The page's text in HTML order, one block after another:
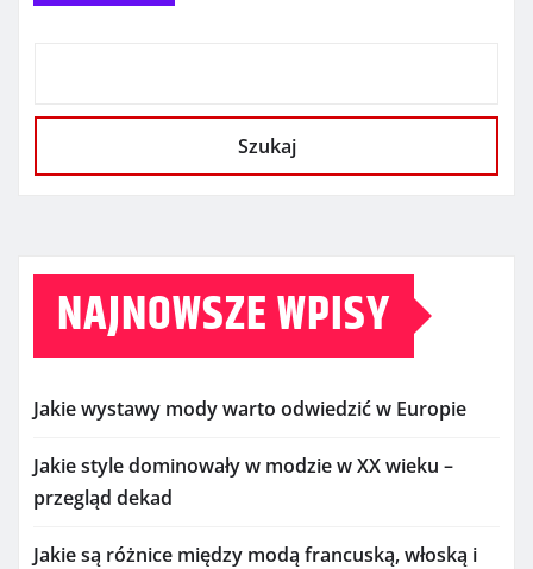
Szukaj
NAJNOWSZE WPISY
Jakie wystawy mody warto odwiedzić w Europie
Jakie style dominowały w modzie w XX wieku –
przegląd dekad
Jakie są różnice między modą francuską, włoską i